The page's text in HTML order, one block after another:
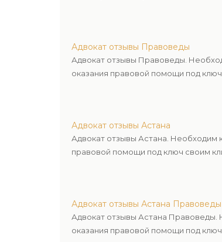
Адвокат отзывы Правоведы
Адвокат отзывы Правоведы.
оказания правовой помощи под
Адвокат отзывы Астана
Адвокат отзывы Астана. Необходим
правовой помощи под ключ своим
Адвокат отзывы Астана Правоведы
Адвокат отзывы Астана Правоведы.
оказания правовой помощи под